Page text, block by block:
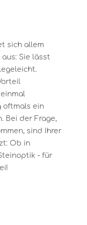
sich allem
Sie lässt
oftmals ein
Bei der Frage,
sind Ihrer
Ob in
- für